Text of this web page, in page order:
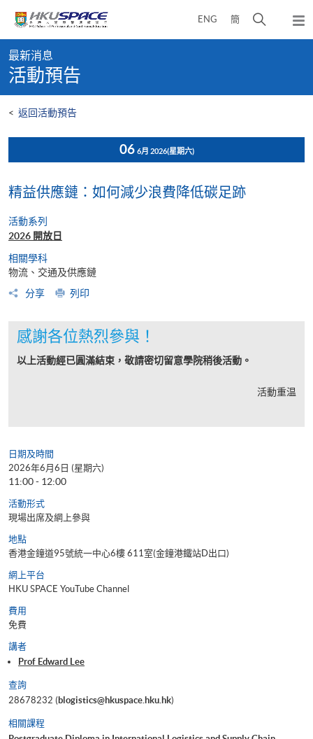
content
ENG 簡
開
彈
出
content
start
最新消息
活動預告
< 返回活動預告
06 6月 2026(星期六)
精益供應鏈：如何減少浪費降低碳足跡
活動系列
2026 開放日
相關學科
物流、交通及供應鏈
分享
列印
感謝各位熱烈參與！
以上活動經已圓滿結束，敬請密切留意學院稍後活動。
活動重温
日期及時間
2026年6月6日 (星期六)
11:00 - 12:00
活動形式
現場出席及網上參與
地點
香港金鐘道95號統一中心6樓 611室(金鐘港鐵站D出口)
網上平台
HKU SPACE YouTube Channel
費用
免費
講者
Prof Edward Lee
查詢
28678232 (blogistics@hkuspace.hku.hk)
相關課程